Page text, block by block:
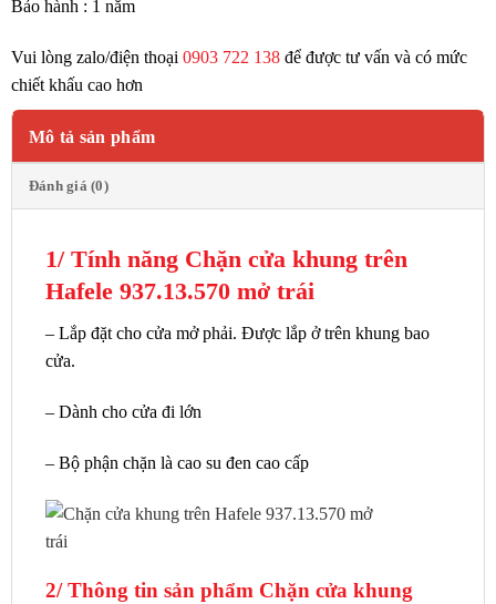
Bảo hành : 1 năm
Vui lòng zalo/điện thoại 0903 722 138để được tư vấn và có mức
chiết khấu cao hơn
Mô tả sản phẩm
Đánh giá (0)
1/ Tính năng Chặn cửa khung trên
Hafele 937.13.570 mở trái
– Lắp đặt cho cửa mở phải. Được lắp ở trên khung bao
cửa.
– Dành cho cửa đi lớn
– Bộ phận chặn là cao su đen cao cấp
2/ Thông tin sản phẩm Chặn cửa khung